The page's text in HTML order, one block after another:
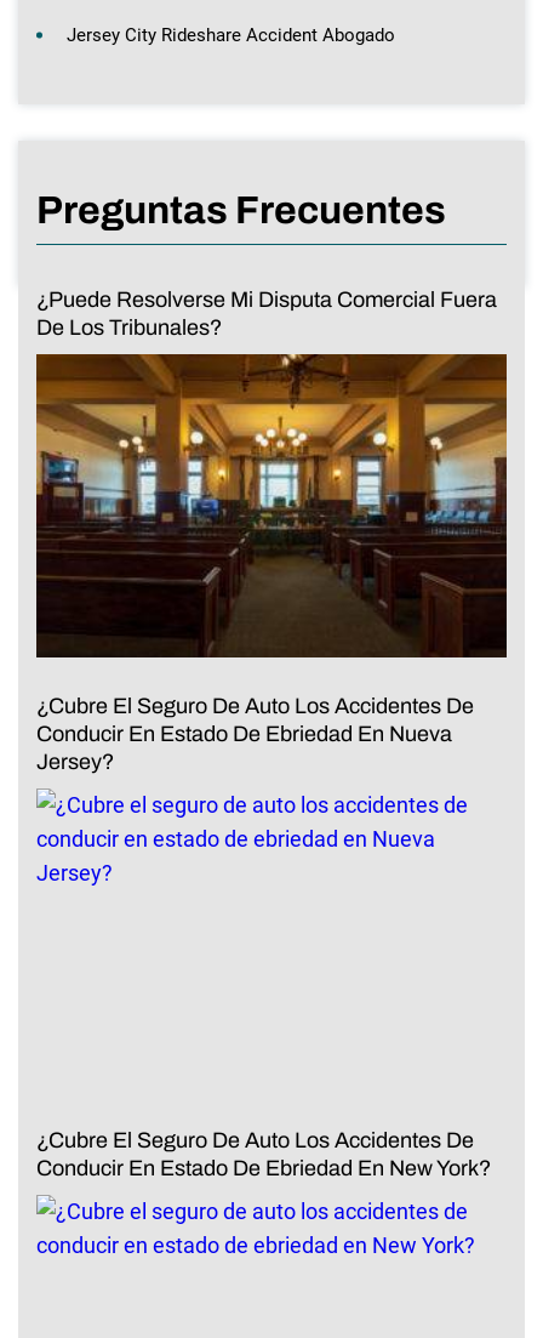
Jersey City Rideshare Accident Abogado
Preguntas Frecuentes
¿Puede Resolverse Mi Disputa Comercial Fuera
De Los Tribunales?
¿Cubre El Seguro De Auto Los Accidentes De
Conducir En Estado De Ebriedad En Nueva
Jersey?
¿Cubre El Seguro De Auto Los Accidentes De
Conducir En Estado De Ebriedad En New York?